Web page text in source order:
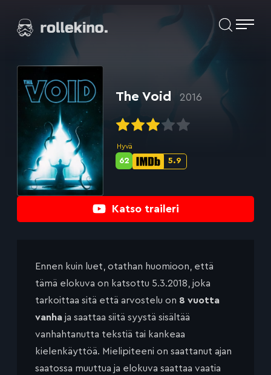
suoraan
Elokuvat ja elokuva-arviot | Rollekino.fi
lopputekstien
Katso traileri
The Void 2016
Hyvä
IMDb-
5.9
Metascore-
62
Ennen kuin luet, otathan huomioon, että
tämä elokuva on katsottu 5.3.2018, joka
tarkoittaa sitä että arvostelu on 8 vuotta
vanha ja saattaa siitä syystä sisältää
vanhahtanutta tekstiä tai kankeaa
kielenkäyttöä. Mielipiteeni on saattanut ajan
saatossa muuttua ja elokuva saattaa vaatia